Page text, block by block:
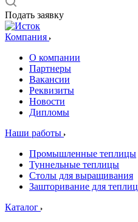
Подать заявку
Компания
О компании
Партнеры
Вакансии
Реквизиты
Новости
Дипломы
Наши работы
Промышленные теплицы
Туннельные теплицы
Столы для выращивания
Зашторивание для теплиц
Каталог